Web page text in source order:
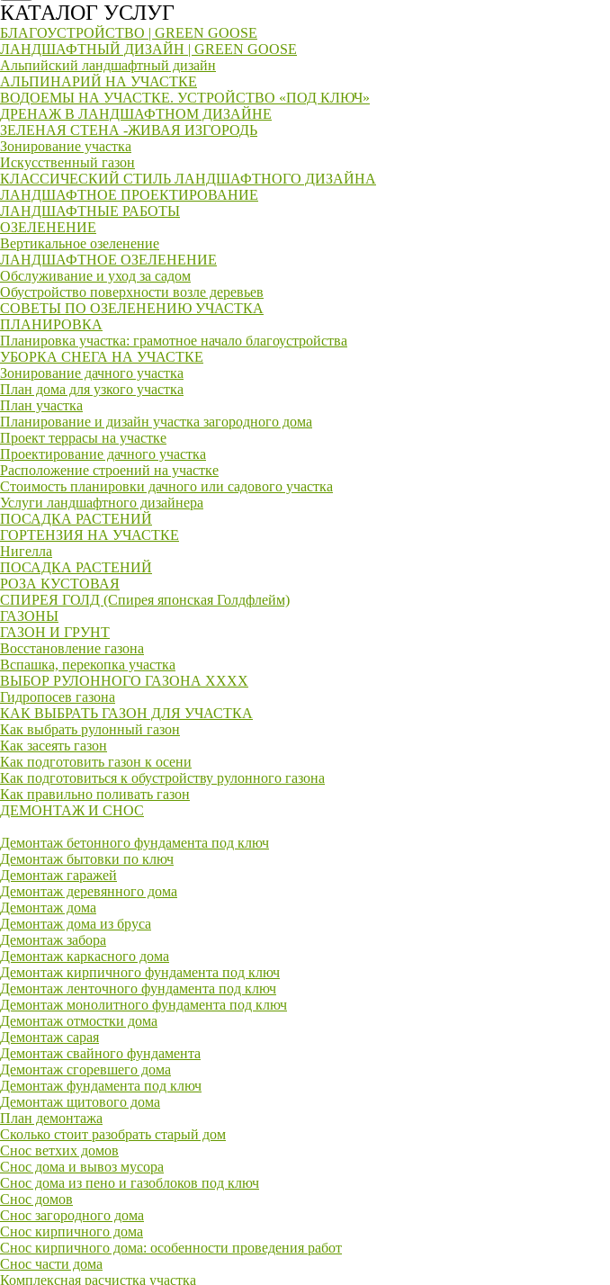
КАТАЛОГ УСЛУГ
БЛАГОУСТРОЙСТВО | GREEN GOOSE
ЛАНДШАФТНЫЙ ДИЗАЙН | GREEN GOOSE
Альпийский ландшафтный дизайн
АЛЬПИНАРИЙ НА УЧАСТКЕ
ВОДОЕМЫ НА УЧАСTКЕ. УСТРОЙСТВО «ПОД КЛЮЧ»
ДРЕНАЖ В ЛАНДШАФТНОМ ДИЗАЙНЕ
ЗЕЛЕНАЯ СТЕНА -ЖИВАЯ ИЗГОРОДЬ
Зонирование участка
Искусственный газон
КЛАССИЧЕСКИЙ СТИЛЬ ЛАНДШАФТНОГО ДИЗАЙНА
ЛАНДШАФТНОЕ ПРОЕКТИРОВАНИЕ
ЛАНДШАФТНЫЕ РАБОТЫ
ОЗЕЛЕНЕНИЕ
Вертикальное озеленение
ЛАНДШАФТНОЕ ОЗЕЛЕНЕНИЕ
Обслуживание и уход за садом
Обустройство поверхности возле деревьев
СОВЕТЫ ПО ОЗЕЛЕНЕНИЮ УЧАСТКА
ПЛАНИРОВКА
Планировка участка: грамотное начало благоустройства
УБОРКА СНЕГА НА УЧАСТКЕ
Зонирование дачного участка
План дома для узкого участка
План участка
Планирование и дизайн участка загородного дома
Проект террасы на участке
Проектирование дачного участка
Расположение строений на участке
Стоимость планировки дачного или садового участка
Услуги ландшафтного дизайнера
ПОСАДКА РАСТЕНИЙ
ГОРТЕНЗИЯ НА УЧАСТКЕ
Нигелла
ПОСАДКА РАСТЕНИЙ
РОЗА КУСТОВАЯ
СПИРЕЯ ГОЛД (Спирея японская Голдфлейм)
ГАЗОНЫ
ГАЗОН И ГРУНТ
Восстановление газона
Вспашка, перекопка участка
ВЫБОР РУЛОННОГО ГАЗОНА XXXX
Гидропосев газона
КАК ВЫБРАТЬ ГАЗОН ДЛЯ УЧАСТКА
Как выбрать рулонный газон
Как засеять газон
Как подготовить газон к осени
Как подготовиться к обустройству рулонного газона
Как правильно поливать газон
ДЕМОНТАЖ И СНОС
Демонтаж бетонного фундамента под ключ
Демонтаж бытовки по ключ
Демонтаж гаражей
Демонтаж деревянного дома
Демонтаж дома
Демонтаж дома из бруса
Демонтаж забора
Демонтаж каркасного дома
Демонтаж кирпичного фундамента под ключ
Демонтаж ленточного фундамента под ключ
Демонтаж монолитного фундамента под ключ
Демонтаж отмостки дома
Демонтаж сарая
Демонтаж свайного фундамента
Демонтаж сгоревшего дома
Демонтаж фундамента под ключ
Демонтаж щитового дома
План демонтажа
Сколько стоит разобрать старый дом
Снос ветхих домов
Снос дома и вывоз мусора
Снос дома из пено и газоблоков под ключ
Снос домов
Снос загородного дома
Снос кирпичного дома
Снос кирпичного дома: особенности проведения работ
Снос части дома
Комплексная расчистка участка